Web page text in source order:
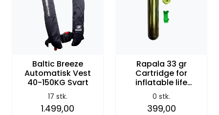
Baltic Breeze
Automatisk Vest
40-150KG Svart
17 stk.
1.499,00
Rapala 33 gr
Cartridge for
inflatable life
jackets
0 stk.
399,00